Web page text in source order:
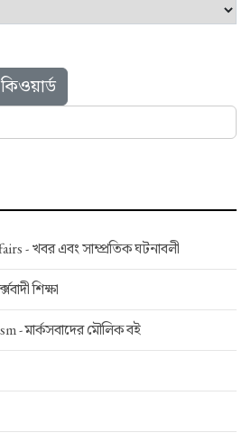
-খবর এবং সাম্প্রতিক ঘটনাবলী
শিক্ষা
-মার্কসবাদের মৌলিক বই